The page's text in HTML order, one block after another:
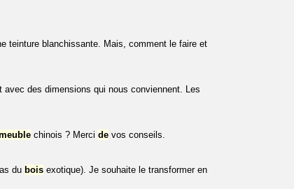
teinture blanchissante. Mais, comment le faire et
avec des dimensions qui nous conviennent. Les
chinois ? Merci de vos conseils.
du bois exotique). Je souhaite le transformer en